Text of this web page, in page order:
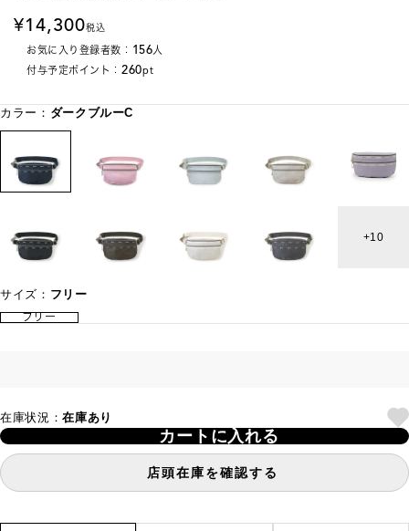
14,300税込
お気に入り登録者数： 156人
付与予定ポイント： 260pt
カラー： ダークブルーC
10
サイズ： フリー
フリー
在庫状況：在庫あり
カートに入れる
店頭在庫を確認する